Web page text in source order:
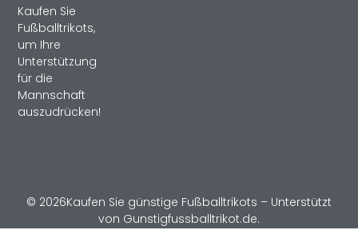
Kaufen Sie
Fußballtrikots,
um Ihre
Unterstützung
für die
Mannschaft
auszudrücken!
© 2026Kaufen Sie günstige Fußballtrikots – Unterstützt
von Gunstigfussballtrikot.de.